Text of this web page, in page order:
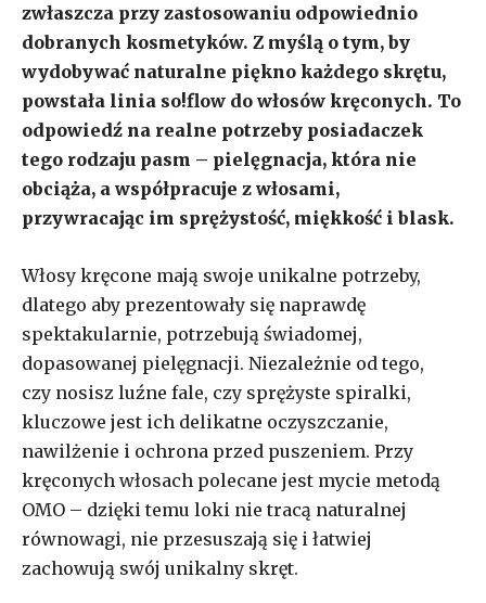
zwłaszcza przy zastosowaniu odpowiednio
dobranych kosmetyków. Z myślą o tym, by
wydobywać naturalne piękno każdego skrętu,
powstała linia so!flow do włosów kręconych. To
odpowiedź na realne potrzeby posiadaczek
tego rodzaju pasm – pielęgnacja, która nie
obciąża, a współpracuje z włosami,
przywracając im sprężystość, miękkość i blask.
Włosy kręcone mają swoje unikalne potrzeby,
dlatego aby prezentowały się naprawdę
spektakularnie, potrzebują świadomej,
dopasowanej pielęgnacji. Niezależnie od tego,
czy nosisz luźne fale, czy sprężyste spiralki,
kluczowe jest ich delikatne oczyszczanie,
nawilżenie i ochrona przed puszeniem. Przy
kręconych włosach polecane jest mycie metodą
OMO – dzięki temu loki nie tracą naturalnej
równowagi, nie przesuszają się i łatwiej
zachowują swój unikalny skręt.